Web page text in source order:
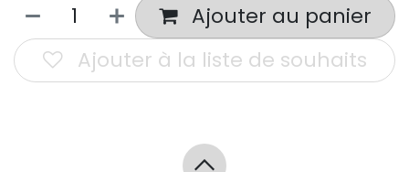
Ajouter au panier
Ajouter à la liste de souhaits